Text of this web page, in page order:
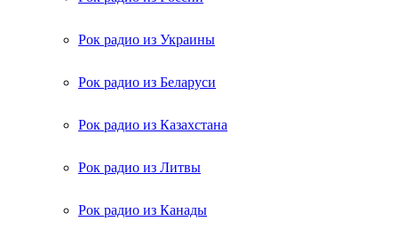
Рок радио из Украины
Рок радио из Беларуси
Рок радио из Казахстана
Рок радио из Литвы
Рок радио из Канады